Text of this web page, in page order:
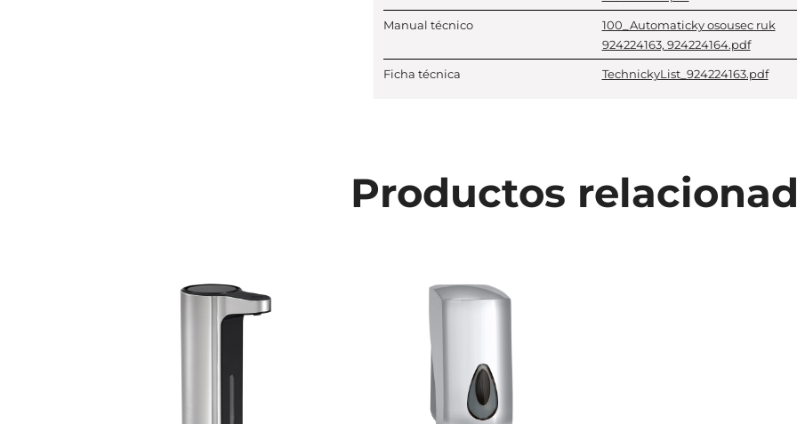
Manual técnico
100_Automaticky osousec ruk
924224163, 924224164.pdf
Ficha técnica TechnickyList_924224163.pdf
Productos